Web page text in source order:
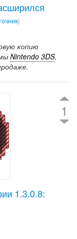
)
копию
Nintendo 3DS,
1
1.3.0.8: